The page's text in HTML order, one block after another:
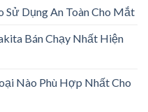
Sử Dụng An Toàn Cho Mắt
Bán Chạy Nhất Hiện
Nào Phù Hợp Nhất Cho